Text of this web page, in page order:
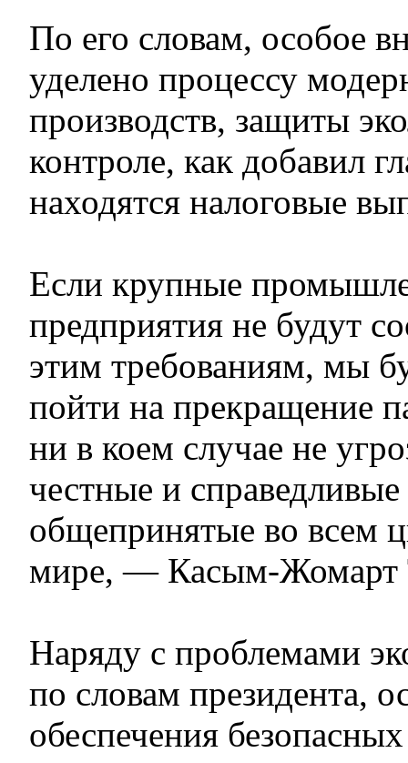
По его словам, особое
уделено процессу
производств, защиты
контроле, как добавил
находятся налоговые
Если крупные
предприятия не будут
этим требованиям, мы
пойти на прекращение
ни в коем случае не
честные и
общепринятые во всем
мире, — Касым-Жомарт
Наряду с проблемами
по словам президента,
обеспечения